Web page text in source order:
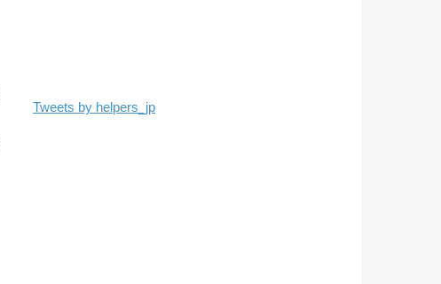
Tweets by helpers_jp